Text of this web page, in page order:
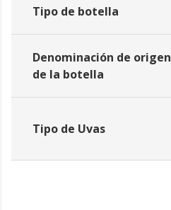
Tipo de botella
Denominación de origen
de la botella
Tipo de Uvas